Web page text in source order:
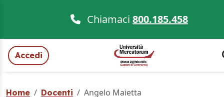
Chiamaci 800.185.458
Accedi
Home Docenti Angelo Maietta